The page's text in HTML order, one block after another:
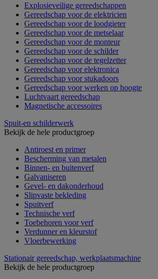
Explosieveilige gereedschappen
Gereedschap voor de elektricien
Gereedschap voor de loodgieter
Gereedschap voor de metselaar
Gereedschap voor de monteur
Gereedschap voor de schilder
Gereedschap voor de tegelzetter
Gereedschap voor elektronica
Gereedschap voor stukadoors
Gereedschap voor werken op hoogte
Luchtvaart gereedschap
Magnetische accessoires
Spuit-en schilderwerk
Bekijk de hele productgroep
Antiroest en primer
Bescherming van metalen
Binnen- en buitenverf
Galvaniseren
Gevel- en dakonderhoud
Slipvaste bekleding
Spuitverf
Technische verf
Toebehoren voor verf
Verdunner en kleurstof
Vloerbewerking
Stationair gereedschap, werkplaatsmachine
Bekijk de hele productgroep